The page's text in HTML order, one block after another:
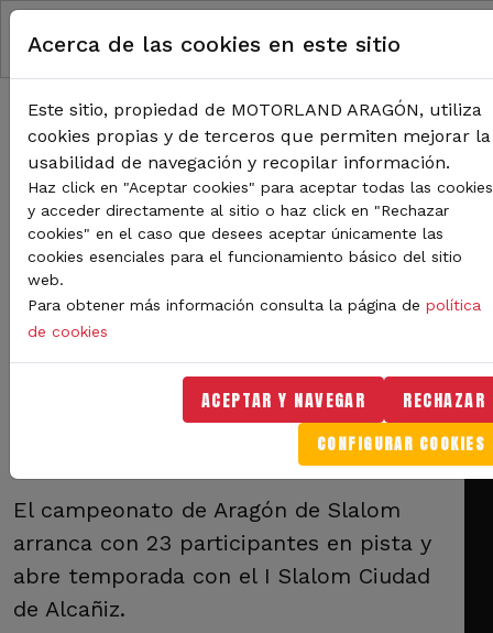
Pasar al contenido principal
RUTA DE NAVEGACIÓN
Inicio
Noticias
Un gran día para Laura Aparicio en el Karting Internacional de Motorland
Aragón
Un gran día para Laura
Aparicio en el Karting
Internacional de
El campeonato de Aragón de Slalom
arranca con 23 participantes en pista y
abre temporada con el I Slalom Ciudad
de Alcañiz.
Acerca de las cookies en este sitio
Este sitio, propiedad de MOTORLAND ARAGÓN, utiliza
cookies propias y de terceros que permiten mejorar la
usabilidad de navegación y recopilar información.
Haz click en "Aceptar cookies" para aceptar todas las cookies
y acceder directamente al sitio o haz click en "Rechazar
cookies" en el caso que desees aceptar únicamente las
cookies esenciales para el funcionamiento básico del sitio
web.
Para obtener más información consulta la página de política
de cookies
ACEPTAR Y NAVEGAR RECHAZAR
CONFIGURAR COOKIES